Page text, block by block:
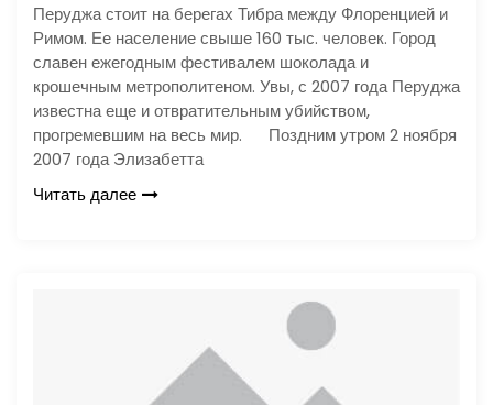
Перуджа стоит на берегах Тибра между Флоренцией и
Римом. Ее население свыше 160 тыс. человек. Город
славен ежегодным фестивалем шоколада и
крошечным метрополитеном. Увы, с 2007 года Перуджа
известна еще и отвратительным убийством,
прогремевшим на весь мир. Поздним утром 2 ноября
2007 года Элизабетта
Читать далее